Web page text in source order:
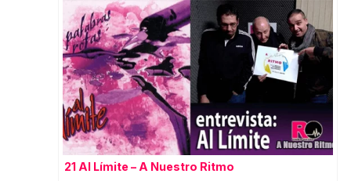
21 Al Límite – A Nuestro Ritmo